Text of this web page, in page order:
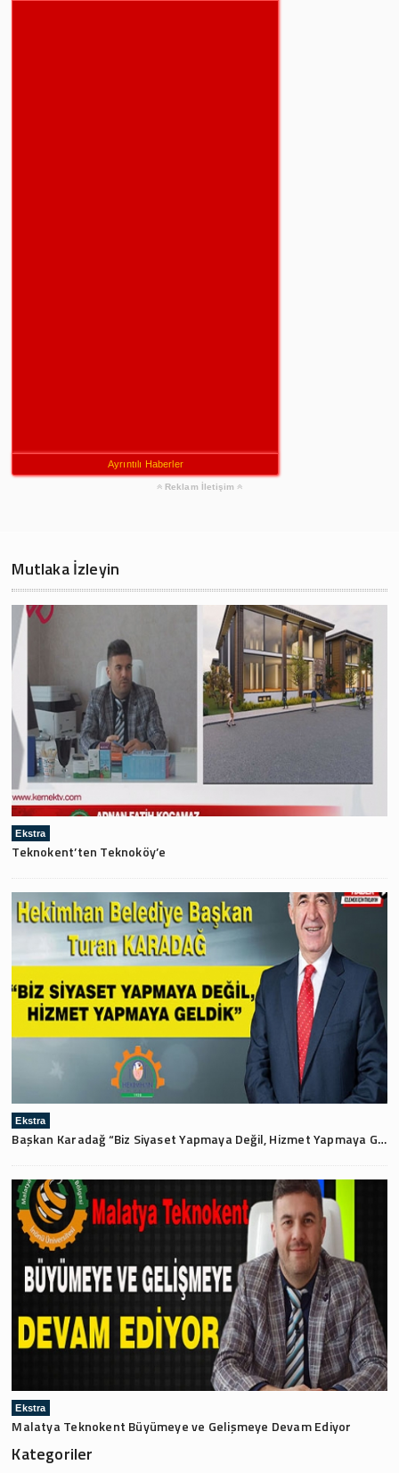
Ayrıntılı Haberler
Reklam İletişim
Mutlaka İzleyin
Ekstra
Teknokent’ten Teknoköy’e
Ekstra
Başkan Karadağ “Biz Siyaset Yapmaya Değil, Hizmet Yapmaya Geldik”
Ekstra
Malatya Teknokent Büyümeye ve Gelişmeye Devam Ediyor
Kategoriler